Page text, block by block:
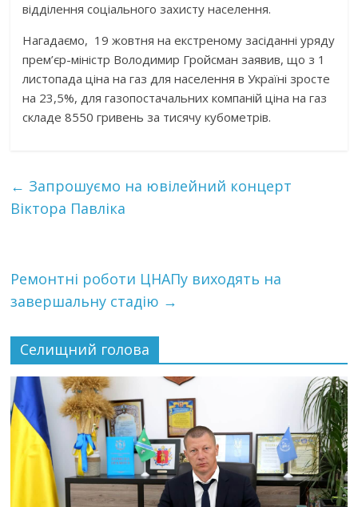
відділення соціального захисту населення.
Нагадаємо, 19 жовтня на екстреному засіданні уряду
прем’єр-міністр Володимир Гройсман заявив, що з 1
листопада ціна на газ для населення в Україні зросте
на 23,5%, для газопостачальних компаній ціна на газ
складе 8550 гривень за тисячу кубометрів.
← Запрошуємо на ювілейний концерт
Віктора Павліка
Ремонтні роботи ЦНАПу виходять на
завершальну стадію →
Селищний голова